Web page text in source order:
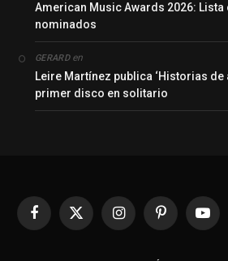
American Music Awards 2026:
nominados
GERARDen
Leire Martínez publica ‘Historias de
primer disco en solitario
Facebook
X
InstagramPinterest